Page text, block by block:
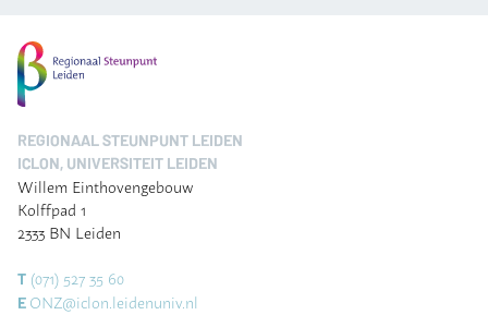
REGIONAAL STEUNPUNT LEIDEN
ICLON, UNIVERSITEIT LEIDEN
Willem Einthovengebouw
Kolffpad 1
2333 BN Leiden
T (071) 527 35 60
E ONZ@iclon.leidenuniv.nl